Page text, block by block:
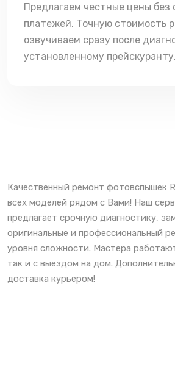
Предлагаем честные цены без
платежей. Точную стоимость
озвучиваем сразу после
установленному прейскуранту.
Качественный ремонт фотовспышек
всех моделей рядом с Вами! Наш
предлагает срочную диагностику,
оригинальные и профессиональный
уровня сложности. Мастера
так и с выездом на дом.
доставка курьером!